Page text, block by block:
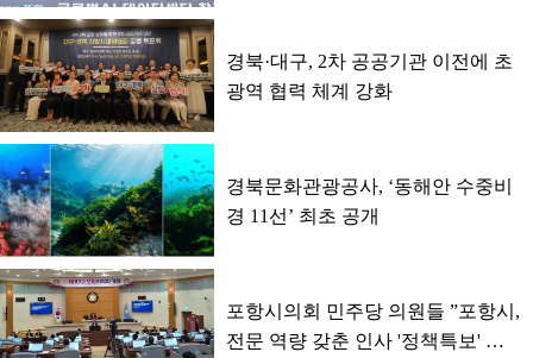
경북·대구, 2차 공공기관 이전에 초
광역 협력 체계 강화
경북문화관광공사, ‘동해안 수중비
경 11선’ 최초 공개
포항시의회 민주당 의원들 ”포항시,
전문 역량 갖춘 인사 '정책특보' 임